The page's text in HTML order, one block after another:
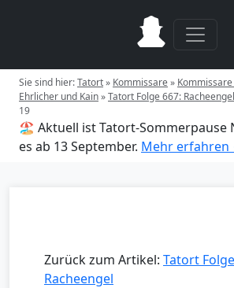
Sie sind hier:Tatort» Kommissare»
Ehrlicher und Kain»Tatort Folge 667: Racheengel
19
🏖️ Aktuell ist Tatort-Sommerpause
es ab 13 September. Mehr
Zurück zum Artikel: Tatort
Racheengel